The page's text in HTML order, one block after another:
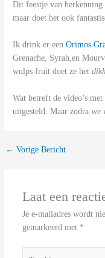
Dit feestje van herkenning
maar doet het ook
Ik drink er eenOrimos
Grenache, Syrah,en
wulps fruit doet ze het
Wat betreft de video’s
uitgesteld. Maar zodra we
← Vorige Bericht
Laat een
Je e-mailadres wordt
gemarkeerd met *